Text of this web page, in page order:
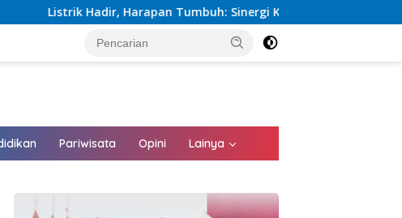
Sinergi Kementerian dan PLN Percepat Pembangunan
Pariwisata Opini Lainya